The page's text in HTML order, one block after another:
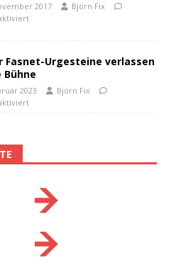
2017
Björn Fix
Fasnet-Urgesteine verlassen
Bühne
2023
Björn Fix